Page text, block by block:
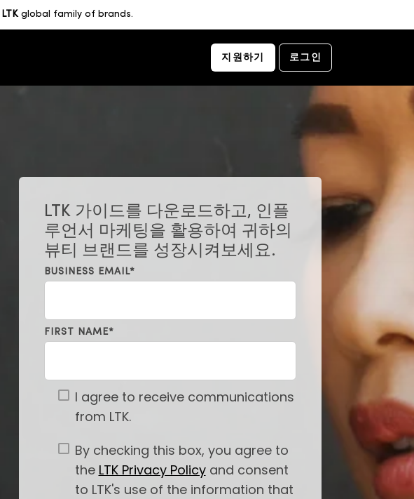
LTKglobal family of brands.
지원하기 로그인
LTK 가이드를 다운로드하고, 인플
루언서 마케팅을 활용하여 귀하의
뷰티 브랜드를 성장시켜보세요.
BUSINESS EMAIL*
FIRST NAME*
I agree to receive communications
from LTK.
By checking this box, you agree to
the LTK Privacy Policyand consent
to LTK's use of the information that